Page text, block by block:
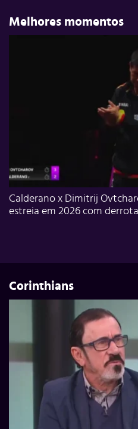
Melhores momentos
Calderano x Dimitrij
estreia em 2026 com derrota
Corinthians